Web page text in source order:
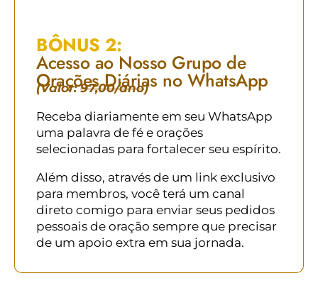
BÔNUS 2:
Acesso ao Nosso Grupo de
Orações Diárias no WhatsApp
(Valor:97,00/ano)
Receba diariamente em seu WhatsApp
uma palavra de fé e orações
selecionadas para fortalecer seu espírito.
Além disso, através de um link exclusivo
para membros, você terá um canal
direto comigo para enviar seus pedidos
pessoais de oração sempre que precisar
de um apoio extra em sua jornada.